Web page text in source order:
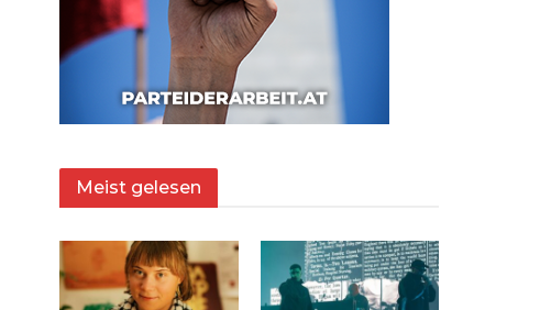
Meist gelesen